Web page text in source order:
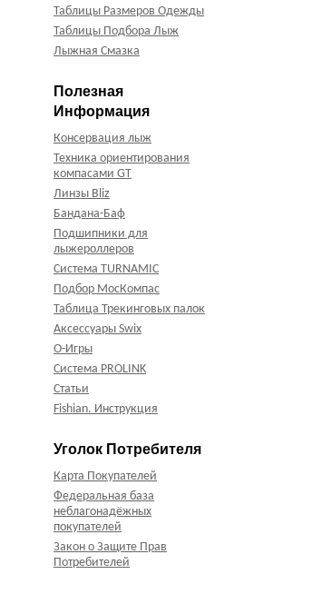
Таблицы Размеров Одежды
Таблицы Подбора Лыж
Лыжная Смазка
Полезная
Информация
Консервация лыж
Техника ориентирования
компасами GT
Линзы Bliz
Бандана-Баф
Подшипники для
лыжероллеров
Система TURNAMIC
Подбор МосКомпас
Таблица Трекинговых палок
Аксессуары Swix
О-Игры
Система PROLINK
Статьи
Fishian. Инструкция
Уголок Потребителя
Карта Покупателей
Федеральная база
неблагонадёжных
покупателей
Закон о Защите Прав
Потребителей